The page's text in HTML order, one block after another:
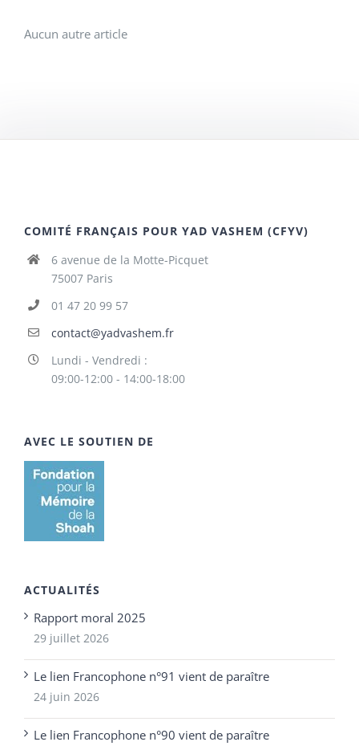
Aucun autre article
COMITÉ FRANÇAIS POUR YAD VASHEM (CFYV)
6 avenue de la Motte-Picquet
75007 Paris
01 47 20 99 57
contact@yadvashem.fr
Lundi - Vendredi :
09:00-12:00 - 14:00-18:00
AVEC LE SOUTIEN DE
ACTUALITÉS
Rapport moral 2025
29 juillet 2026
Le lien Francophone n°91 vient de paraître
24 juin 2026
Le lien Francophone n°90 vient de paraître